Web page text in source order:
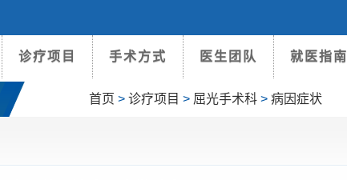
诊疗项目 手术方式 医生团队 就医指南
首页 > 诊疗项目 > 屈光手术科 > 病因症状